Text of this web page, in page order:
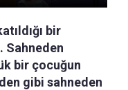
bir
Sahneden
bir çocuğun
gibi sahneden